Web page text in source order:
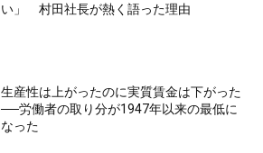
い」 村田社長が熱く語った理由
生産性は上がったのに実質賃金は下がった
──労働者の取り分が1947年以来の最低に
なった